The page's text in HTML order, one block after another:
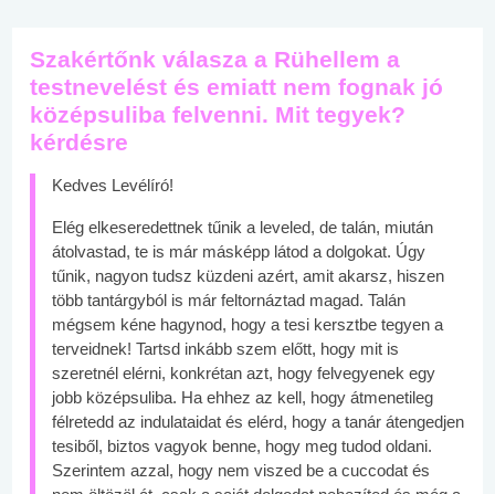
Szakértőnk válasza a Rühellem a
testnevelést és emiatt nem fognak jó
középsuliba felvenni. Mit tegyek?
kérdésre
Kedves Levélíró!
Elég elkeseredettnek tűnik a leveled, de talán, miután
átolvastad, te is már másképp látod a dolgokat. Úgy
tűnik, nagyon tudsz küzdeni azért, amit akarsz, hiszen
több tantárgyból is már feltornáztad magad. Talán
mégsem kéne hagynod, hogy a tesi kersztbe tegyen a
terveidnek! Tartsd inkább szem előtt, hogy mit is
szeretnél elérni, konkrétan azt, hogy felvegyenek egy
jobb középsuliba. Ha ehhez az kell, hogy átmenetileg
félretedd az indulataidat és elérd, hogy a tanár átengedjen
tesiből, biztos vagyok benne, hogy meg tudod oldani.
Szerintem azzal, hogy nem viszed be a cuccodat és